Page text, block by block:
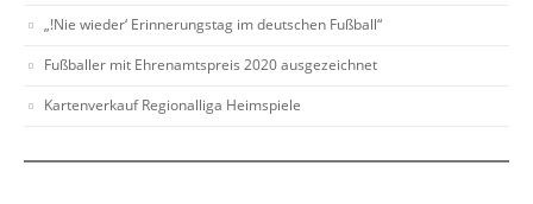
„!Nie wieder‘ Erinnerungstag im deutschen Fußball“
Fußballer mit Ehrenamtspreis 2020 ausgezeichnet
Kartenverkauf Regionalliga Heimspiele